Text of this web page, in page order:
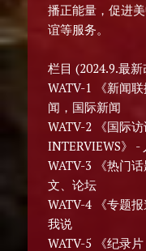
播正能量，促进
谊等服务。
栏目 (2024.9.最
WATV-1 《新闻
闻，国际新闻
WATV-2 《国际
INTERVIEWS》 -
WATV-3 《热门
文、论坛
WATV-4 《专题
我说
WATV-5 《纪录